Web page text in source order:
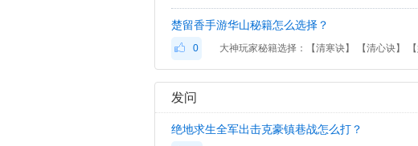
楚留香手游华山秘籍怎么选择？
0
发问
绝地求生全军出击克豪镇巷战怎么打？